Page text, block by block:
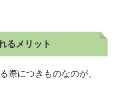
るメリット
際につきものなのが、